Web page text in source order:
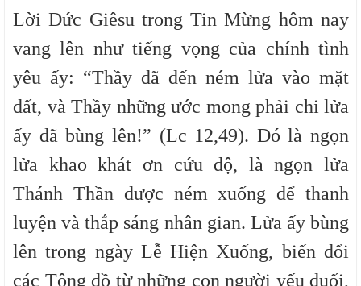
Lời Đức Giêsu trong Tin Mừng hôm nay
vang lên như tiếng vọng của chính tình
yêu ấy: “Thầy đã đến ném lửa vào mặt
đất, và Thầy những ước mong phải chi lửa
ấy đã bùng lên!” (Lc 12,49). Đó là ngọn
lửa khao khát ơn cứu độ, là ngọn lửa
Thánh Thần được ném xuống để thanh
luyện và thắp sáng nhân gian. Lửa ấy bùng
lên trong ngày Lễ Hiện Xuống, biến đổi
các Tông đồ từ những con người yếu đuối,